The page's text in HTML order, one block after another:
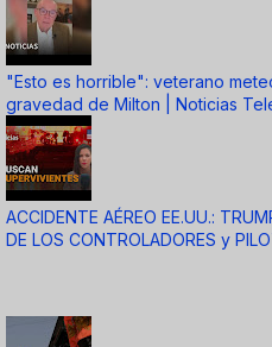
"Esto es horrible": veterano
gravedad de Milton | Noticias
ACCIDENTE AÉREO EE.UU.:
DE LOS CONTROLADORES y